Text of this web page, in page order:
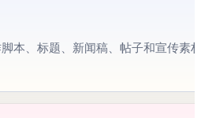
本、标题、新闻稿、帖子和宣传素